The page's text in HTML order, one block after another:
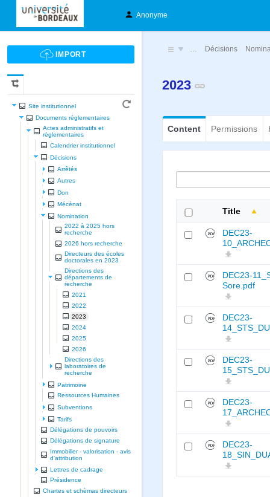
Anonyme
Site institutionnel
Documents réglementaires
Actes administratifs et
réglementaires
Calendrier institutionnel
Décisions
Arrêtés
Autres
Don
Mécénat
Nomination
2022 à 2025 hors
recherche
2026 hors recherche
Directeurs des écoles
doctorales en 2023
Directions des
départements de
recherche
2021
2022
2023
2024
2025
2026
Directions des
laboratoires de
recherche
Patrimoine
Ressources Humaines
Subventions
Tarifs
Délégations de pouvoirs
Délégations de signature
Immobilier - valorisation - avis
d'attribution
Lettres de cadrage
Présidence
Chartes et schèmas directeurs
… Décisions
2023
Content Permissions
Title
DEC23-
DEC23-
Sore.pdf
DEC23-
DEC23-
DEC23-
DEC23-